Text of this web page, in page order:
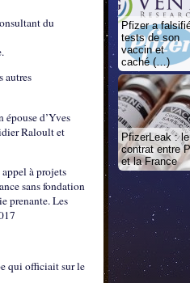
du
autres
épouse d’Yves
Raloult et
à projets
sans fondation
prenante. Les
qui officiait sur le
Pfizer a
tests de son
vaccin et
caché (…)
PfizerLeak : le
contrat entre
et la France